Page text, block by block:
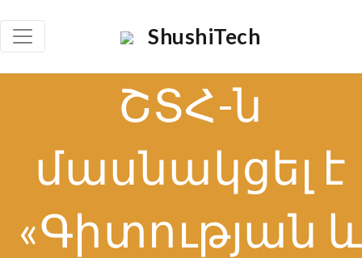
ShushiTech
ՇՏՀ-ն
մասնակցել է
«Գիտության